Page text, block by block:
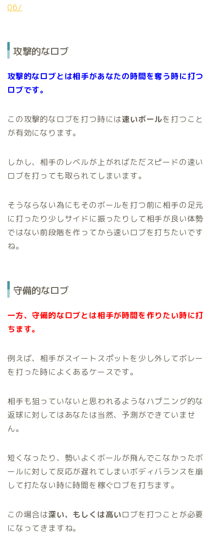
06/
攻撃的なロブ
攻撃的なロブとは相手があなたの時間を奪う時に打つ
ロブです。
この攻撃的なロブを打つ時には速いボールを打つこと
が有効になります。
しかし、相手のレベルが上がればただスピードの速い
ロブを打っても取られてしまいます。
そうならない為にもそのボールを打つ前に相手の足元
に打ったり少しサイドに振ったりして相手が良い体勢
ではない前段階を作ってから速いロブを打ちたいです
ね。
守備的なロブ
一方、守備的なロブとは相手が時間を作りたい時に打
ちます。
例えば、相手がスイートスポットを少し外してボレー
を打った時によくあるケースです。
相手も狙っていないと思われるようなハプニング的な
返球に対してはあなたは当然、予測ができていませ
ん。
短くなったり、勢いよくボールが飛んでこなかったボ
ールに対して反応が遅れてしまいボディバランスを崩
して打たない時に時間を稼ぐロブを打ちます。
この場合は深い、もしくは高いロブを打つことが必要
になってきますね。